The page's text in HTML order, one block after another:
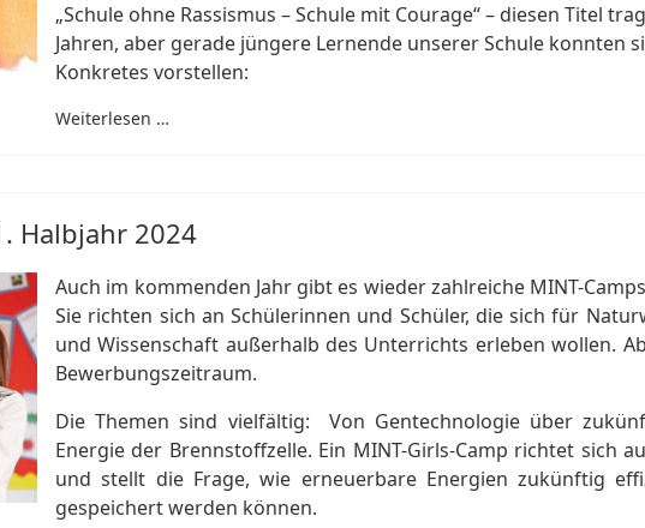
„Schule ohne Rassismus – Schule mit Courage“ – diesen Titel
Jahren, aber gerade jüngere Lernende unserer Schule konnten
Konkretes vorstellen:
Weiterlesen …
Halbjahr 2024
Auch im kommenden Jahr gibt es wieder zahlreiche MINT-
Sie richten sich an Schülerinnen und Schüler, die sich für
und Wissenschaft außerhalb des Unterrichts erleben wollen.
Bewerbungszeitraum.
Die Themen sind vielfältig: Von Gentechnologie über
Energie der Brennstoffzelle. Ein MINT-Girls-Camp richtet sich
und stellt die Frage, wie erneuerbare Energien zukünftig
gespeichert werden können.